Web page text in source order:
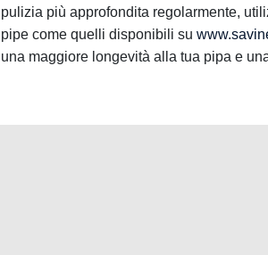
pulizia più approfondita regolarmente,
pipe come quelli disponibili su
una maggiore longevità alla tua pipa e